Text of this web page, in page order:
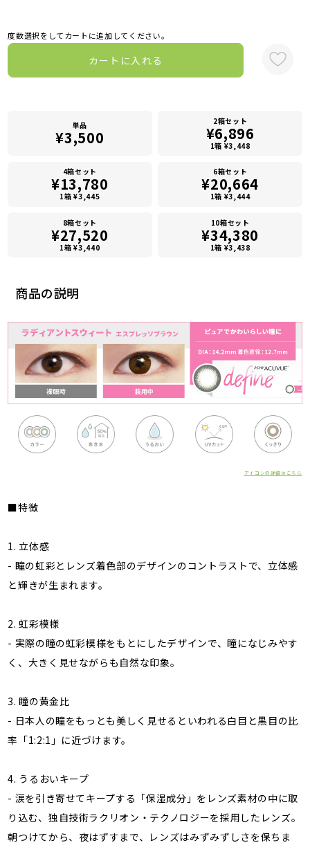
商品の説明
アイコンの詳細はこちら
■特徴
1. 立体感
- 瞳の虹彩とレンズ着色部のデザインのコントラストで、立体感
と輝きが生まれます。
2. 虹彩模様
- 実際の瞳の虹彩模様をもとにしたデザインで、瞳になじみやす
く、大きく見せながらも自然な印象。
3. 瞳の黄金比
- 日本人の瞳をもっとも美しく見せるといわれる白目と黒目の比
率「1:2:1」に近づけます。
4. うるおいキープ
- 涙を引き寄せてキープする「保湿成分」をレンズ素材の中に取
り込む、独自技術ラクリオン・テクノロジーを採用したレンズ。
朝つけてから、夜はずすまで、レンズはみずみずしさを保ちま
度数選択をしてカートに追加してください。
カートに入れる
単品
¥3,500
2箱セット
¥6,896
1箱 ¥3,448
4箱セット
¥13,780
1箱 ¥3,445
6箱セット
¥20,664
1箱 ¥3,444
8箱セット
¥27,520
1箱 ¥3,440
10箱セット
¥34,380
1箱 ¥3,438